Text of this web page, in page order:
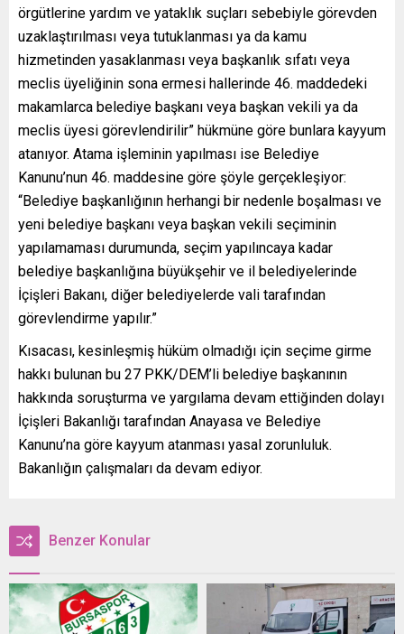
örgütlerine yardım ve yataklık suçları sebebiyle görevden
uzaklaştırılması veya tutuklanması ya da kamu
hizmetinden yasaklanması veya başkanlık sıfatı veya
meclis üyeliğinin sona ermesi hallerinde 46. maddedeki
makamlarca belediye başkanı veya başkan vekili ya da
meclis üyesi görevlendirilir” hükmüne göre bunlara kayyum
atanıyor. Atama işleminin yapılması ise Belediye
Kanunu’nun 46. maddesine göre şöyle gerçekleşiyor:
“Belediye başkanlığının herhangi bir nedenle boşalması ve
yeni belediye başkanı veya başkan vekili seçiminin
yapılamaması durumunda, seçim yapılıncaya kadar
belediye başkanlığına büyükşehir ve il belediyelerinde
İçişleri Bakanı, diğer belediyelerde vali tarafından
görevlendirme yapılır.”
Kısacası, kesinleşmiş hüküm olmadığı için seçime girme
hakkı bulunan bu 27 PKK/DEM’li belediye başkanının
hakkında soruşturma ve yargılama devam ettiğinden dolayı
İçişleri Bakanlığı tarafından Anayasa ve Belediye
Kanunu’na göre kayyum atanması yasal zorunluluk.
Bakanlığın çalışmaları da devam ediyor.
Benzer Konular